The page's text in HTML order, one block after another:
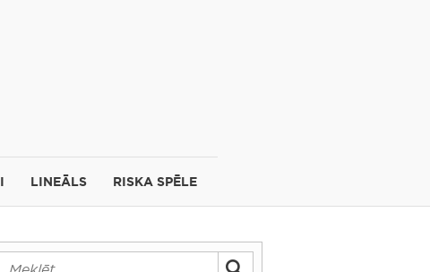
LINEĀLS RISKA SPĒLE